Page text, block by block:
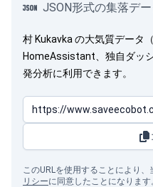
JSON形式の集落デー
村 Kukavka の大気質データ
HomeAssistant、独自ダッ
発分析に利用できます。
このURLを使用することにより、
リシーに同意したことになります